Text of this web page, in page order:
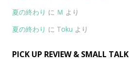
夏の終わり に Ｍ より
夏の終わり に Toku より
PICK UP REVIEW & SMALL TALK